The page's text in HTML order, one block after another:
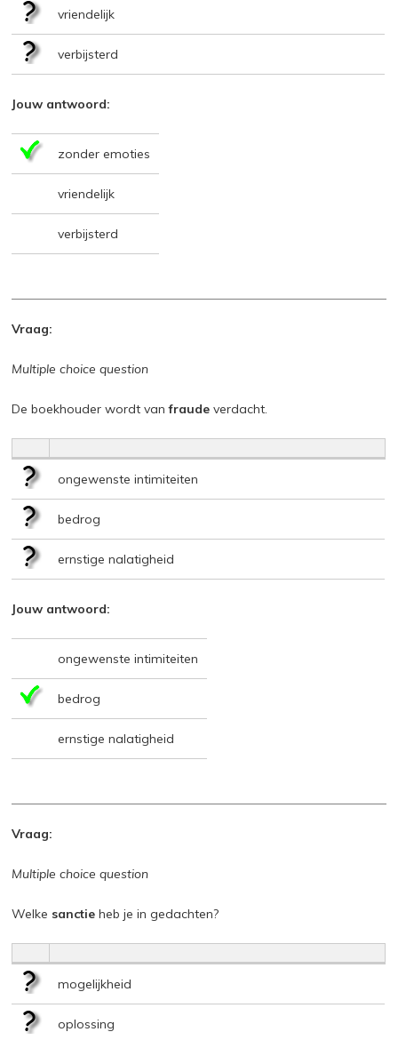
vriendelijk
verbijsterd
Jouw antwoord:
zonder emoties
vriendelijk
verbijsterd
Vraag:
Multiple choice question
De boekhouder wordt vanfraude verdacht.
ongewenste intimiteiten
bedrog
ernstige nalatigheid
Jouw antwoord:
ongewenste intimiteiten
bedrog
ernstige nalatigheid
Vraag:
Multiple choice question
Welke sanctie heb je in gedachten?
mogelijkheid
oplossing